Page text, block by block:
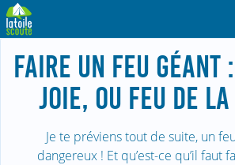
FAIRE UN FEU GÉANT
JOIE, OU FEU DE
Je te préviens tout de suite, un
dangereux ! Et qu’est-ce qu’il faut